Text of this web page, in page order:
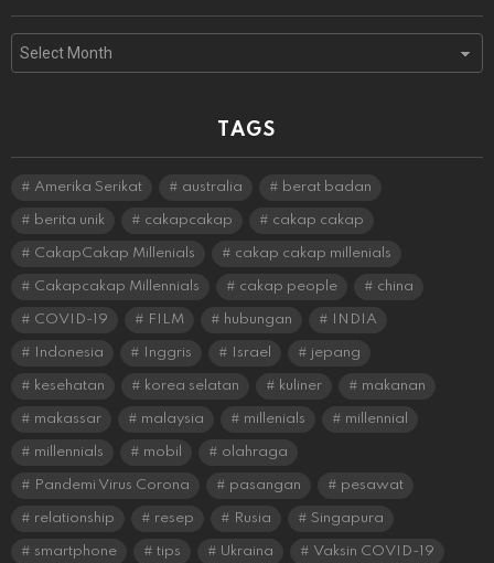
Archives
TAGS
Amerika Serikat australia berat badan
berita unik cakapcakap cakap cakap
CakapCakap Millenials cakap cakap millenials
Cakapcakap Millennials cakap people china
COVID-19 FILM hubungan INDIA
Indonesia Inggris Israel jepang
kesehatan korea selatan kuliner makanan
makassar malaysia millenials millennial
millennials mobil olahraga
Pandemi Virus Corona pasangan pesawat
relationship resep Rusia Singapura
smartphone tips Ukraina Vaksin COVID-19